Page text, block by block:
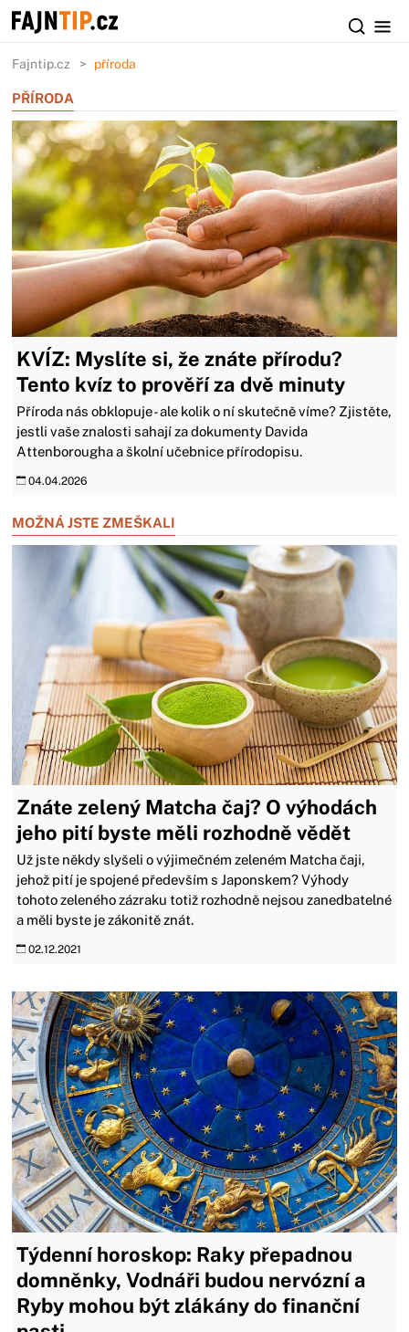
Fajntip.cz příroda
PŘÍRODA
KVÍZ: Myslíte si, že znáte přírodu?
Tento kvíz to prověří za dvě minuty
Příroda nás obklopuje - ale kolik o ní skutečně víme? Zjistěte,
jestli vaše znalosti sahají za dokumenty Davida
Attenborougha a školní učebnice přírodopisu.
04.04.2026
MOŽNÁ JSTE ZMEŠKALI
Znáte zelený Matcha čaj? O výhodách
jeho pití byste měli rozhodně vědět
Už jste někdy slyšeli o výjimečném zeleném Matcha čaji,
jehož pití je spojené především s Japonskem? Výhody
tohoto zeleného zázraku totiž rozhodně nejsou zanedbatelné
a měli byste je zákonitě znát.
02.12.2021
Týdenní horoskop: Raky přepadnou
domněnky, Vodnáři budou nervózní a
Ryby mohou být zlákány do finanční